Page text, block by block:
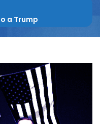
a Trump